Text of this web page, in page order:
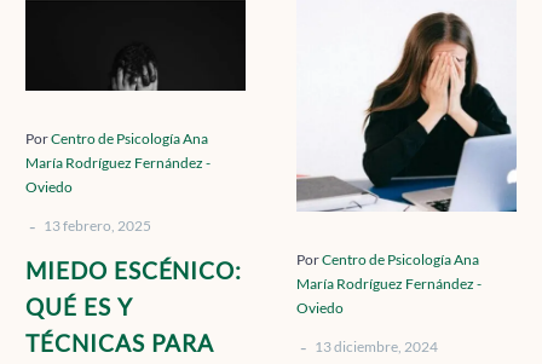
QUÉ
Y
TÉCNICAS
SUPERARLO
PorCentro de Psicología Ana
María Rodríguez Fernández -
Oviedo
- 13 febrero, 2025
MIEDO ESCÉNICO:
QUÉ ES Y
TÉCNICAS PARA
EL
Y
SU
RELACIÓN
LA
CÓMO
LA
DE
PorCentro de Psicología Ana
María Rodríguez Fernández -
Oviedo
- 13 diciembre, 2024